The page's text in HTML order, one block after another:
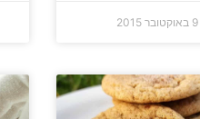
9 באוקטובר 2015